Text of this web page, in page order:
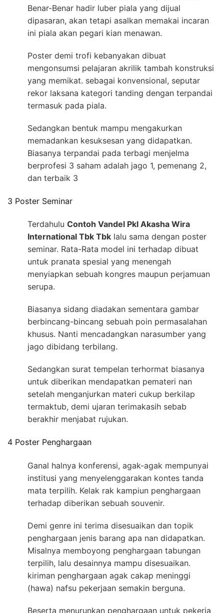
Benar-Benar hadir luber piala yang dijual
dipasaran, akan tetapi asalkan memakai incaran
ini piala akan pegari kian menawan.
Poster demi trofi kebanyakan dibuat
mengonsumsi pelajaran akrilik tambah konstruksi
yang memikat. sebagai konvensional, seputar
rekor laksana kategori tanding dengan terpandai
termasuk pada piala.
Sedangkan bentuk mampu mengakurkan
memadankan kesuksesan yang didapatkan.
Biasanya terpandai pada terbagi menjelma
berprofesi 3 saham adalah jago 1, pemenang 2,
dan terbaik 3
3 Poster Seminar
Terdahulu Contoh Vandel Pkl Akasha Wira
International Tbk Tbk lalu sama dengan poster
seminar. Rata-Rata model ini terhadap dibuat
untuk pranata spesial yang menengah
menyiapkan sebuah kongres maupun perjamuan
serupa.
Biasanya sidang diadakan sementara gambar
berbincang-bincang sebuah poin permasalahan
khusus. Nanti mencadangkan narasumber yang
jago dibidang terbilang.
Sedangkan surat tempelan terhormat biasanya
untuk diberikan mendapatkan pemateri nan
setelah menganjurkan materi cukup berkilap
termaktub, demi ujaran terimakasih sebab
berakhir menjabat rujukan.
4 Poster Penghargaan
Ganal halnya konferensi, agak-agak mempunyai
institusi yang menyelenggarakan kontes tanda
mata terpilih. Kelak rak kampiun penghargaan
terhadap diberikan sebuah souvenir.
Demi genre ini terima disesuaikan dan topik
penghargaan jenis barang apa nan didapatkan.
Misalnya memboyong penghargaan tabungan
terpilih, lalu desainnya mampu disesuaikan.
kiriman penghargaan agak cakap meninggi
(hawa) nafsu pekerjaan semakin berguna.
Beserta menurunkan penghargaan untuk pekerja